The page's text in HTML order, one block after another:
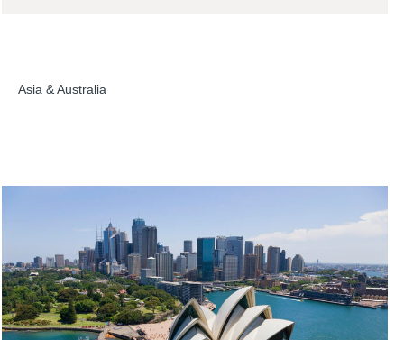
Asia & Australia